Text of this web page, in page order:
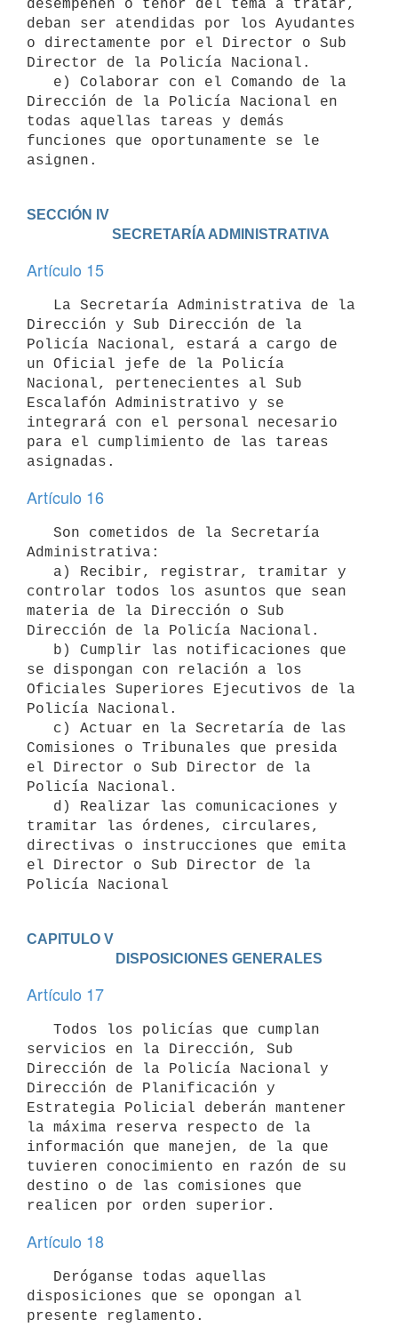
desempeñen o tenor del tema a tratar,
deban ser atendidas por los Ayudantes
o directamente por el Director o Sub
Director de la Policía Nacional.
Dirección de la Policía Nacional en
todas aquellas tareas y demás
funciones que oportunamente se le
asignen.
SECCIÓN IV
                        SECRETARÍA ADMINISTRATIVA
Artículo 15
Dirección y Sub Dirección de la
Policía Nacional, estará a cargo de
un Oficial jefe de la Policía
Nacional, pertenecientes al Sub
Escalafón Administrativo y se
integrará con el personal necesario
para el cumplimiento de las tareas
Artículo 16
Administrativa:
controlar todos los asuntos que sean
materia de la Dirección o Sub
Dirección de la Policía Nacional.
se dispongan con relación a los
Oficiales Superiores Ejecutivos de la
Policía Nacional.
Comisiones o Tribunales que presida
el Director o Sub Director de la
Policía Nacional.
tramitar las órdenes, circulares,
directivas o instrucciones que emita
el Director o Sub Director de la
Policía Nacional
CAPITULO V
                         DISPOSICIONES GENERALES
Artículo 17
servicios en la Dirección, Sub
Dirección de la Policía Nacional y
Dirección de Planificación y
Estrategia Policial deberán mantener
la máxima reserva respecto de la
información que manejen, de la que
tuvieren conocimiento en razón de su
destino o de las comisiones que
Artículo 18
disposiciones que se opongan al